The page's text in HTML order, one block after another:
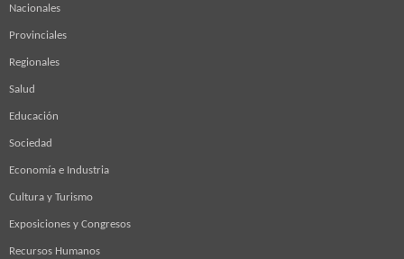
Nacionales
Provinciales
Regionales
Salud
Educación
Sociedad
Economía e Industria
Cultura y Turismo
Exposiciones y Congresos
Recursos Humanos